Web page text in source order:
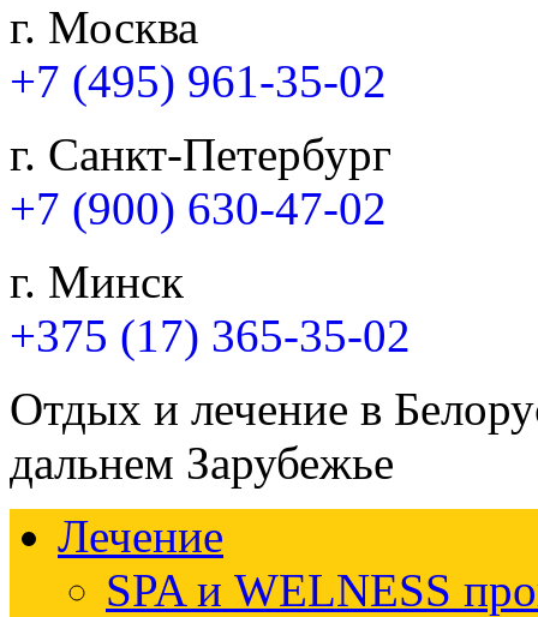
г. Москва
+7 (495) 961-35-02
г. Санкт-Петербург
+7 (900) 630-47-02
г. Минск
+375 (17) 365-35-02
Отдых и лечение в
дальнем Зарубежье
Лечение
SPA и WELNESS